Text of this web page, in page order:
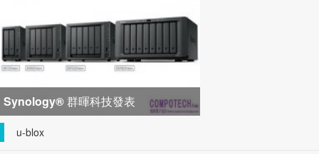
Synology® 群暉科技發表
DiskStation neo+ 系列，以低入手門
u-blox